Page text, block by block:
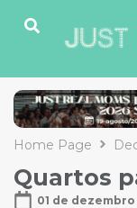
Home Page
Quartos
01 de dezembro